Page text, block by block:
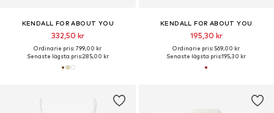
KENDALL FOR ABOUT YOU
332,50 kr
Ordinarie pris: 799,00 kr
Senaste lägsta pris:285,00 kr
KENDALL FOR ABOUT YOU
195,30 kr
Ordinarie pris: 569,00 kr
Senaste lägsta pris:195,30 kr